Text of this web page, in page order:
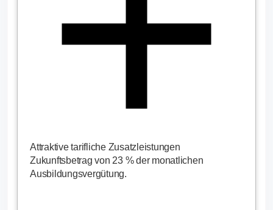
Attraktive tarifliche Zusatzleistungen
Zukunftsbetrag von 23 % der monatlichen
Ausbildungsvergütung.